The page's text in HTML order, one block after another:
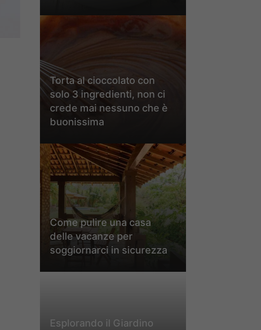
Torta al cioccolato con
solo 3 ingredienti, non ci
crede mai nessuno che è
buonissima
Come pulire una casa
delle vacanze per
soggiornarci in sicurezza
Esplorando il Giardino